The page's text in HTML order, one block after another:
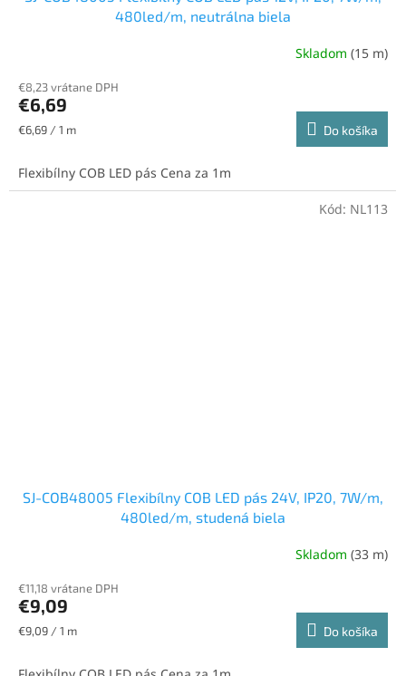
480led/m, neutrálna biela
Skladom (15 m)
€8,23 vrátane DPH
€6,69
Jednotková
€6,69 / 1 m Do košíka
Flexibílny COB LED pás Cena za 1m
SJ-COB48005 Flexibílny COB LED pás 24V, IP20, 7W/m,
480led/m, studená biela
Skladom (33 m)
€11,18 vrátane DPH
€9,09
Jednotková
€9,09 / 1 m Do košíka
Kód: NL113